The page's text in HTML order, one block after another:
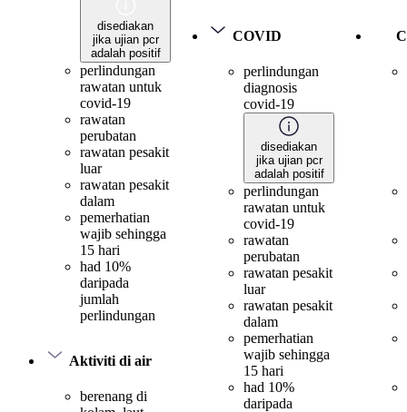
disediakan
jika ujian pcr
adalah positif
perlindungan
rawatan untuk
covid-19
rawatan
perubatan
rawatan pesakit
luar
rawatan pesakit
dalam
pemerhatian
wajib sehingga
15 hari
had 10%
daripada
jumlah
perlindungan
Aktiviti di air
berenang di
COVID
perlindungan
diagnosis
covid-19
disediakan
jika ujian pcr
adalah positif
perlindungan
rawatan untuk
covid-19
rawatan
perubatan
rawatan pesakit
luar
rawatan pesakit
dalam
pemerhatian
wajib sehingga
15 hari
had 10%
daripada